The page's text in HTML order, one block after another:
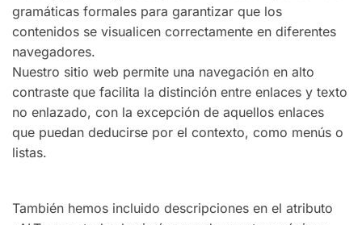
gramáticas formales para garantizar que los
contenidos se visualicen correctamente en diferentes
navegadores.
Nuestro sitio web permite una navegación en alto
contraste que facilita la distinción entre enlaces y texto
no enlazado, con la excepción de aquellos enlaces
que puedan deducirse por el contexto, como menús o
listas.
También hemos incluido descripciones en el atributo